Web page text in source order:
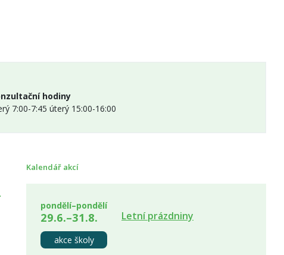
hodiny
7:00-7:45 úterý 15:00-16:00
Kalendář akcí
pondělí–pondělí
29.6.–31.8.
akce školy
Letní prázdniny